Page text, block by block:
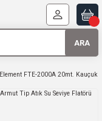
ARA
Element FTE-2000A 20mt. Kauçuk